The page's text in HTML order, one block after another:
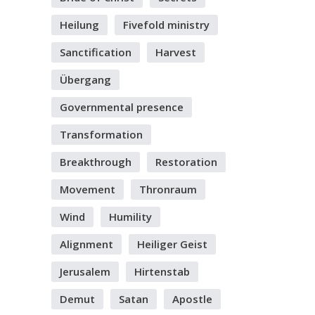
LIEBEN WIR JESUS CHRISTUS WIRKLICH?
Heilung
Fivefold ministry
Sanctification
Harvest
Übergang
Governmental presence
Transformation
Breakthrough
Restoration
Movement
Thronraum
Wind
Humility
Alignment
Heiliger Geist
Jerusalem
Hirtenstab
Demut
Satan Apostle